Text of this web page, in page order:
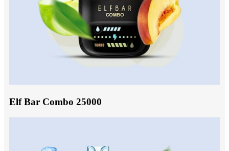
Elf Bar Combo 25000